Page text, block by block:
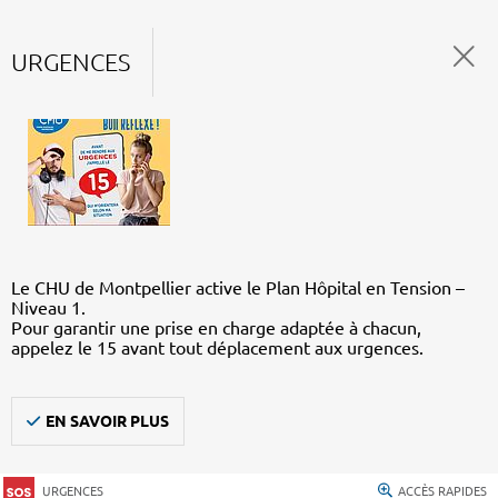
URGENCES
Le CHU de Montpellier active le Plan Hôpital en Tension –
Niveau 1.
Pour garantir une prise en charge adaptée à chacun,
appelez le 15 avant tout déplacement aux urgences.
EN SAVOIR PLUS
URGENCES ACCÈS RAPIDES